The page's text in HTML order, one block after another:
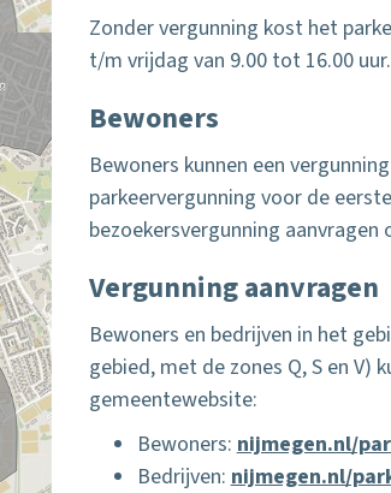
Zonder vergunning kost het
t/m vrijdag van 9.00 tot 16.00
Bewoners
Bewoners kunnen een
parkeervergunning voor de
bezoekersvergunning
Vergunning aanvragen
Bewoners en bedrijven in het
gebied, met de zones Q, S en V)
gemeentewebsite:
Bewoners:nijmegen.nl/
Bedrijven:nijmegen.nl/